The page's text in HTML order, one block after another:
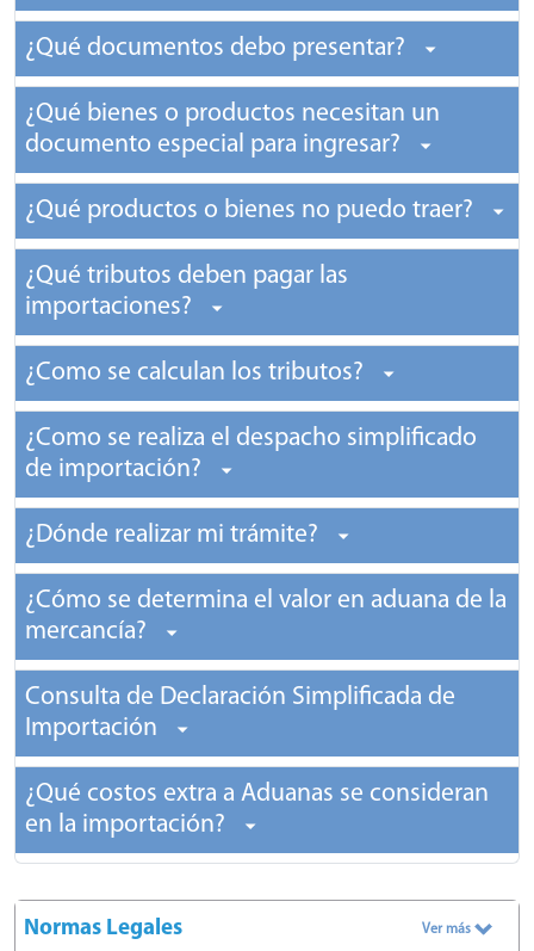
¿Qué documentos debo presentar?
¿Qué bienes o productos necesitan un
documento especial para ingresar?
¿Qué productos o bienes no puedo traer?
¿Qué tributos deben pagar las
importaciones?
¿Como se calculan los tributos?
¿Como se realiza el despacho simplificado
de importación?
¿Dónde realizar mi trámite?
¿Cómo se determina el valor en aduana de la
mercancía?
Consulta de Declaración Simplificada de
Importación
¿Qué costos extra a Aduanas se consideran
en la importación?
Normas Legales Ver más